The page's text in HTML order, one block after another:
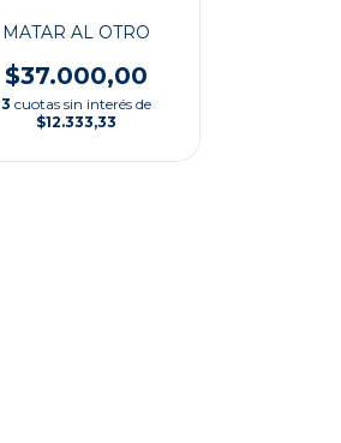
MATAR AL OTRO
$37.000,00
3 cuotas sin interés de
$12.333,33